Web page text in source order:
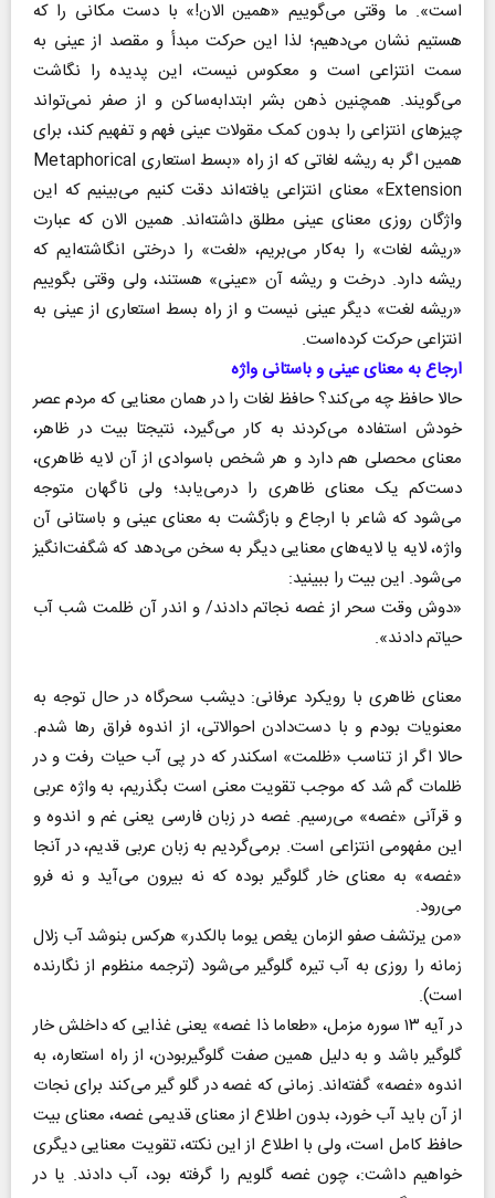
است». ما وقتی می‌گوییم «همین الان!» با دست مکانی را که
هستیم نشان می‌دهیم؛ لذا این حرکت مبدأ و مقصد از عینی به
سمت انتزاعی است و معکوس نیست، این پدیده را نگاشت
می‌گویند. همچنین ذهن بشر ابتدابه‌ساکن و از صفر نمی‌تواند
چیز‌های انتزاعی را بدون کمک مقولات عینی فهم و تفهیم کند، برای
همین اگر به ریشه لغاتی که از راه «بسط استعاری Metaphorical
Extension» معنای انتزاعی یافته‌اند دقت کنیم می‌بینیم که این
واژگان روزی معنای عینی مطلق داشته‌اند. همین الان که عبارت
«ریشه لغات» را به‌کار می‌بریم، «لغت» را درختی انگاشته‌ایم که
ریشه دارد. درخت و ریشه آن «عینی» هستند، ولی وقتی بگوییم
«ریشه لغت» دیگر عینی نیست و از راه بسط استعاری از عینی به
انتزاعی حرکت کرده‌است.
ارجاع به معنای عینی و باستانی واژه
حالا حافظ چه می‌کند؟ حافظ لغات را در همان معنایی که مردم عصر
خودش استفاده می‌کردند به کار می‌گیرد، نتیجتا بیت در ظاهر،
معنای محصلی هم دارد و هر شخص باسوادی از آن لایه ظاهری،
دست‌کم یک معنای ظاهری را درمی‌یابد؛ ولی ناگهان متوجه
می‌شود که شاعر با ارجاع و بازگشت به معنای عینی و باستانی آن
واژه، لایه یا لایه‌های معنایی دیگر به سخن می‌دهد که شگفت‌انگیز
می‌شود. این بیت را ببینید:
«دوش وقت سحر از غصه نجاتم دادند/ و اندر آن ظلمت شب آب
حیاتم دادند».
معنای ظاهری با رویکرد عرفانی: دیشب سحرگاه در حال توجه به
معنویات بودم و با دست‌دادن احوالاتی، از اندوه فراق رها شدم.
حالا اگر از تناسب «ظلمت» اسکندر که در پی آب حیات رفت و در
ظلمات گم شد که موجب تقویت معنی است بگذریم، به واژه عربی
و قرآنی «غصه» می‌رسیم. غصه در زبان فارسی یعنی غم و اندوه و
این مفهومی انتزاعی است. برمی‌گردیم به زبان عربی قدیم، در آنجا
«غصه» به معنای خار گلوگیر بوده که نه بیرون می‌آید و نه فرو
می‌رود.
«من یرتشف صفو الزمان یغص یوما بالکدر» هرکس بنوشد آب زلال
زمانه را روزی به آب تیره گلوگیر می‌شود (ترجمه منظوم از نگارنده
است).
در آیه ۱۳ سوره مزمل، «طعاما ذا غصه» یعنی غذایی که داخلش خار
گلوگیر باشد و به دلیل همین صفت گلوگیربودن، از راه استعاره، به
اندوه «غصه» گفته‌اند. زمانی که غصه در گلو گیر می‌کند برای نجات
از آن باید آب خورد، بدون اطلاع از معنای قدیمی غصه، معنای بیت
حافظ کامل است، ولی با اطلاع از این نکته، تقویت معنایی دیگری
خواهیم داشت:، چون غصه گلویم را گرفته بود، آب دادند. یا در